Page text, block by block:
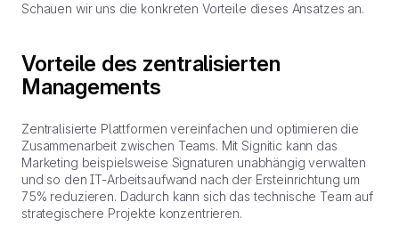
Schauen wir uns die konkreten Vorteile dieses Ansatzes an.
Vorteile des zentralisierten
Managements
Zentralisierte Plattformen vereinfachen und optimieren die
Zusammenarbeit zwischen Teams. Mit Signitic kann das
Marketing beispielsweise Signaturen unabhängig verwalten
und so den IT-Arbeitsaufwand nach der Ersteinrichtung um
75% reduzieren. Dadurch kann sich das technische Team auf
strategischere Projekte konzentrieren.